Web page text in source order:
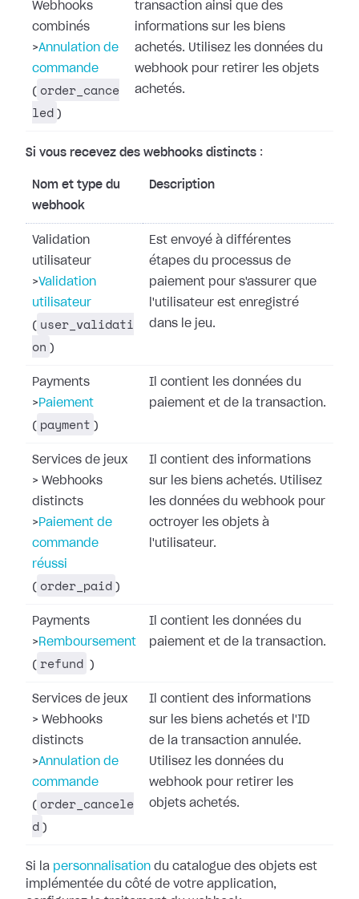
Webhooks
combinés
>Annulation de
commande
( order_cance
led )
transaction ainsi que des
informations sur les biens
achetés. Utilisez les données du
webhook pour retirer les objets
achetés.
Si vous recevez des webhooks distincts :
Nom et type du
webhook
Description
Validation
utilisateur
>Validation
utilisateur
( user_validati
on )
Est envoyé à différentes
étapes du processus de
paiement pour s'assurer que
l'utilisateur est enregistré
dans le jeu.
Payments
> Paiement
( payment )
Il contient les données du
paiement et de la transaction.
Services de jeux
> Webhooks
distincts
> Paiement de
commande
réussi
( order_paid )
Il contient des informations
sur les biens achetés. Utilisez
les données du webhook pour
octroyer les objets à
l'utilisateur.
Payments
> Remboursement
( refund )
Il contient les données du
paiement et de la transaction.
Services de jeux
> Webhooks
distincts
>Annulation de
commande
( order_cancele
d )
Il contient des informations
sur les biens achetés et l'ID
de la transaction annulée.
Utilisez les données du
webhook pour retirer les
objets achetés.
Si la personnalisation du catalogue des objets est
implémentée du côté de votre application,